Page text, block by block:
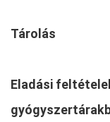
Tárolás
Eladási